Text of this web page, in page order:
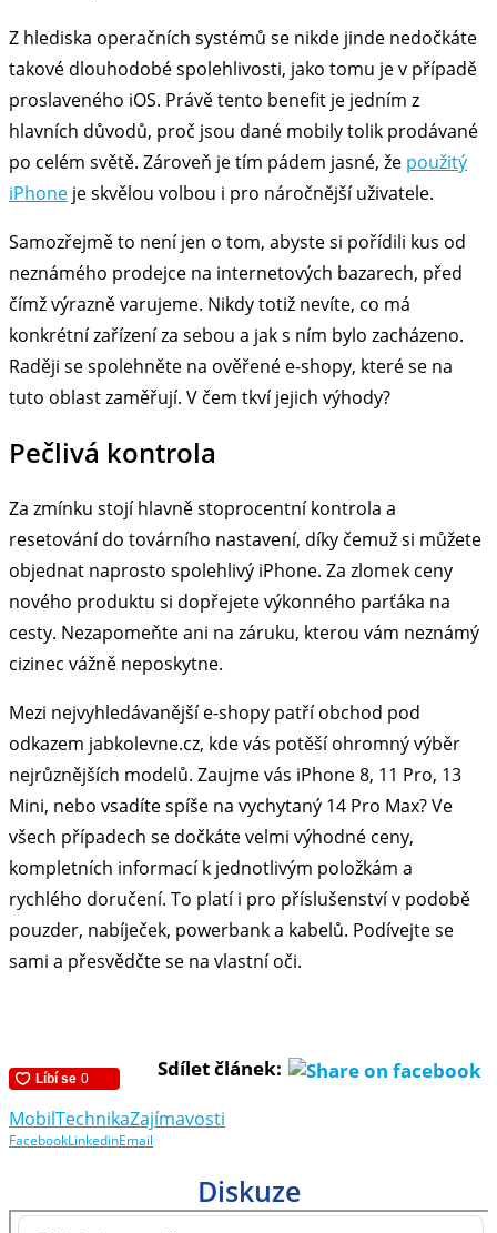
Z hlediska operačních systémů se nikde jinde nedočkáte
takové dlouhodobé spolehlivosti, jako tomu je v případě
proslaveného iOS. Právě tento benefit je jedním z
hlavních důvodů, proč jsou dané mobily tolik prodávané
po celém světě. Zároveň je tím pádem jasné, že použitý
iPhone je skvělou volbou i pro náročnější uživatele.
Samozřejmě to není jen o tom, abyste si pořídili kus od
neznámého prodejce na internetových bazarech, před
čímž výrazně varujeme. Nikdy totiž nevíte, co má
konkrétní zařízení za sebou a jak s ním bylo zacházeno.
Raději se spolehněte na ověřené e-shopy, které se na
tuto oblast zaměřují. V čem tkví jejich výhody?
Pečlivá kontrola
Za zmínku stojí hlavně stoprocentní kontrola a
resetování do továrního nastavení, díky čemuž si můžete
objednat naprosto spolehlivý iPhone. Za zlomek ceny
nového produktu si dopřejete výkonného parťáka na
cesty. Nezapomeňte ani na záruku, kterou vám neznámý
cizinec vážně neposkytne.
Mezi nejvyhledávanější e-shopy patří obchod pod
odkazem jabkolevne.cz, kde vás potěší ohromný výběr
nejrůznějších modelů. Zaujme vás iPhone 8, 11 Pro, 13
Mini, nebo vsadíte spíše na vychytaný 14 Pro Max? Ve
všech případech se dočkáte velmi výhodné ceny,
kompletních informací k jednotlivým položkám a
rychlého doručení. To platí i pro příslušenství v podobě
pouzder, nabíječek, powerbank a kabelů. Podívejte se
sami a přesvědčte se na vlastní oči.
Sdílet článek:
MobilTechnikaZajímavosti
FacebookLinkedinEmail
Diskuze